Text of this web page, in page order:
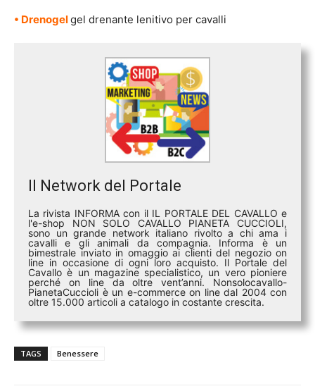
• Drenogelgel drenante lenitivo per cavalli
Il Network del Portale
La rivista INFORMA con il IL PORTALE DEL CAVALLO e
l'e-shop NON SOLO CAVALLO PIANETA CUCCIOLI,
sono un grande network italiano rivolto a chi ama i
cavalli e gli animali da compagnia. Informa è un
bimestrale inviato in omaggio ai clienti del negozio on
line in occasione di ogni loro acquisto. Il Portale del
Cavallo è un magazine specialistico, un vero pioniere
perché on line da oltre vent’anni. Nonsolocavallo-
PianetaCuccioli è un e-commerce on line dal 2004 con
oltre 15.000 articoli a catalogo in costante crescita.
TAGS Benessere